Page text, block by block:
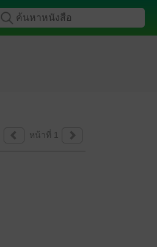
หน้าที่ 1